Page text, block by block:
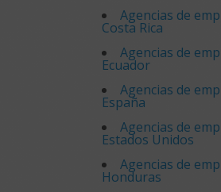
Agencias de
Costa Rica
Agencias de
Ecuador
Agencias de
España
Agencias de
Estados Unidos
Agencias de
Honduras